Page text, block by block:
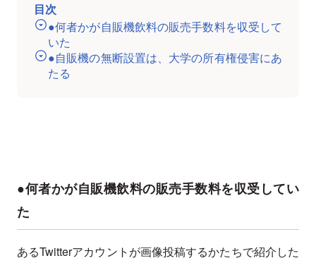
目次
●何者かが自販機飲料の販売手数料を収受して
いた
●自販機の無断設置は、大学の所有権侵害にあ
たる
●何者かが自販機飲料の販売手数料を収受してい
た
あるTwitterアカウントが画像投稿するかたちで紹介した